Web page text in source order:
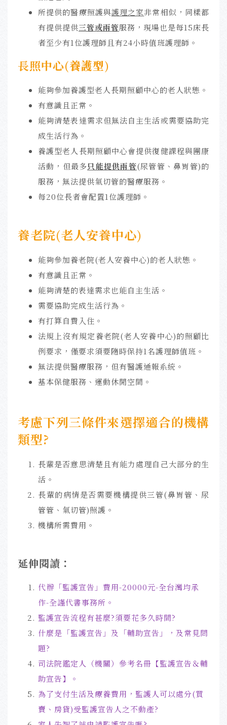
所提供的醫療照護與護理之家非常相似，同樣都
有提供提供三管或兩管服務，現場也是每15床長
者至少有1位護理師且有24小時值班護理師。
長照中心(養護型)
能夠參加養護型老人長期照顧中心的老人狀態。
有意識且正常。
能夠清楚表達需求但無法自主生活或需要協助完
成生活行為。
養護型老人長期照顧中心會提供復健課程與團康
活動，但最多只能提供兩管(尿管管、鼻胃管)的
服務，無法提供氣切管的醫療服務。
每20位長者會配置1位護理師。
養老院(老人安養中心)
能夠參加養老院(老人安養中心)的老人狀態。
有意識且正常。
能夠清楚的表達需求也能自主生活。
需要協助完成生活行為。
有打算自費入住。
法規上沒有規定養老院(老人安養中心)的照顧比
例要求，僅要求須要隨時保持1名護理師值班。
無法提供醫療服務，但有醫護通報系統。
基本保健服務、運動休閒空間。
考慮下列三條件來選擇適合的機構
類型?
長輩是否意思清楚且有能力處理自己大部分的生
活。
長輩的病情是否需要機構提供三管(鼻胃管、尿
管管、氣切管)照護。
機構所需費用。
延伸閱讀：
代辦「監護宣告」費用-20000元-全台灣均承
作-全謹代書事務所 。
監護宣告流程有甚麼?須要花多久時間?
什麼是「監護宣告」及「輔助宣告」，及常見問
題?
司法院鑑定人（機關）參考名冊【監護宣告＆輔
助宣告】。
為了支付生活及療養費用，監護人可以處分(買
賣、房貸)受監護宣告人之不動產?